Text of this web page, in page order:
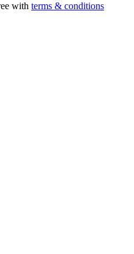
with terms & conditions